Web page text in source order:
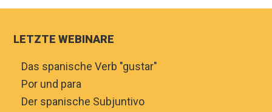
LETZTE WEBINARE
Das spanische Verb "gustar"
Por und para
Der spanische Subjuntivo